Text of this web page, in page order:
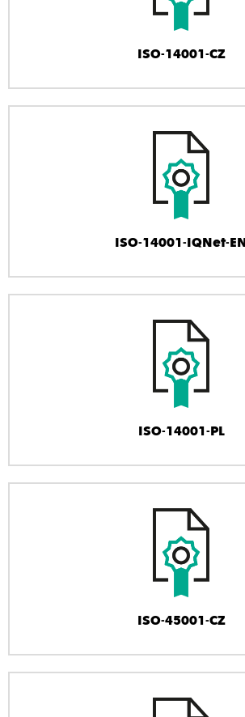
ISO-14001-CZ
ISO-14001-IQNet-EN
ISO-14001-PL
ISO-45001-CZ